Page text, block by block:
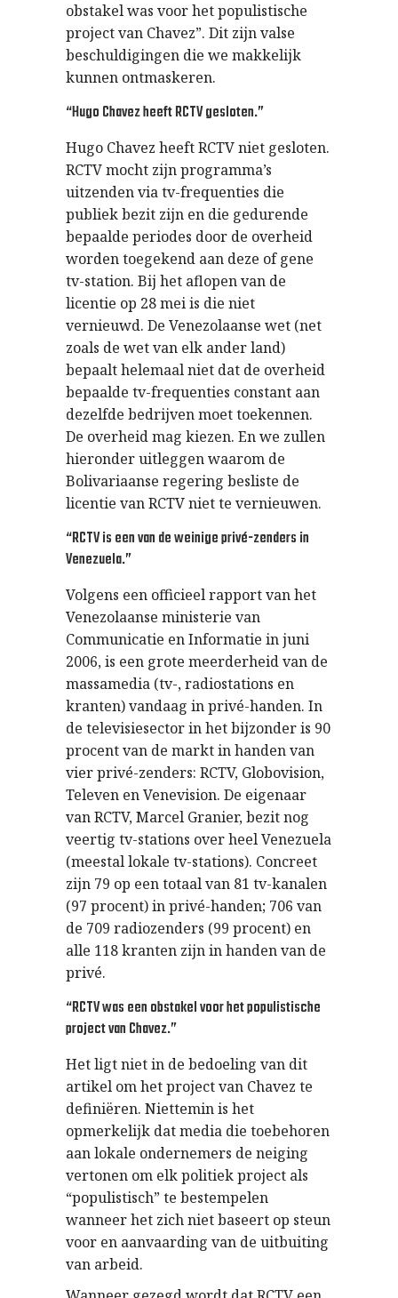
obstakel was voor het populistische
project van Chavez”. Dit zijn valse
beschuldigingen die we makkelijk
kunnen ontmaskeren.
“Hugo Chavez heeft RCTV gesloten.”
Hugo Chavez heeft RCTV niet gesloten.
RCTV mocht zijn programma’s
uitzenden via tv-frequenties die
publiek bezit zijn en die gedurende
bepaalde periodes door de overheid
worden toegekend aan deze of gene
tv-station. Bij het aflopen van de
licentie op 28 mei is die niet
vernieuwd. De Venezolaanse wet (net
zoals de wet van elk ander land)
bepaalt helemaal niet dat de overheid
bepaalde tv-frequenties constant aan
dezelfde bedrijven moet toekennen.
De overheid mag kiezen. En we zullen
hieronder uitleggen waarom de
Bolivariaanse regering besliste de
licentie van RCTV niet te vernieuwen.
“RCTV is een van de weinige privé-zenders in
Venezuela.”
Volgens een officieel rapport van het
Venezolaanse ministerie van
Communicatie en Informatie in juni
2006, is een grote meerderheid van de
massamedia (tv-, radiostations en
kranten) vandaag in privé-handen. In
de televisiesector in het bijzonder is 90
procent van de markt in handen van
vier privé-zenders: RCTV, Globovision,
Televen en Venevision. De eigenaar
van RCTV, Marcel Granier, bezit nog
veertig tv-stations over heel Venezuela
(meestal lokale tv-stations). Concreet
zijn 79 op een totaal van 81 tv-kanalen
(97 procent) in privé-handen; 706 van
de 709 radiozenders (99 procent) en
alle 118 kranten zijn in handen van de
privé.
“RCTV was een obstakel voor het populistische
project van Chavez.”
Het ligt niet in de bedoeling van dit
artikel om het project van Chavez te
definiëren. Niettemin is het
opmerkelijk dat media die toebehoren
aan lokale ondernemers de neiging
vertonen om elk politiek project als
“populistisch” te bestempelen
wanneer het zich niet baseert op steun
voor en aanvaarding van de uitbuiting
van arbeid.